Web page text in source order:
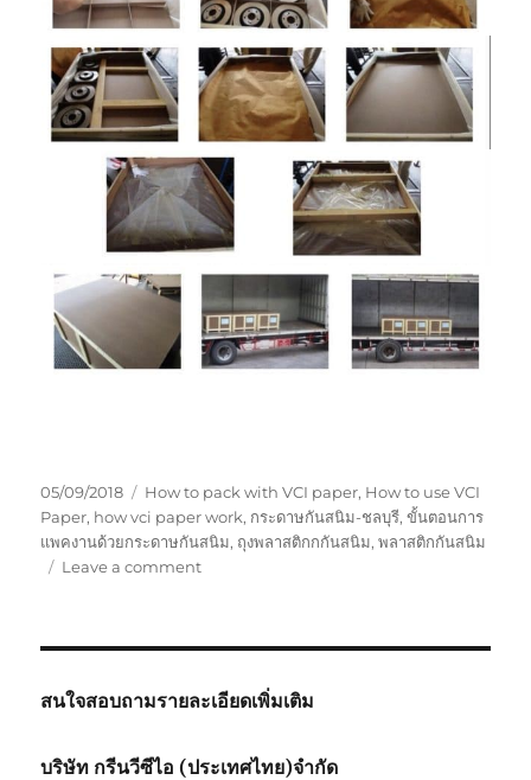
Posted
on
05/09/2018 Tags
How to pack with VCI paper, How to use VCI
Paper, how vci paper work, กระดาษกันสนิม-ชลบุรี,ขั้นตอนการ
แพคงานด้วยกระดาษกันสนิม, ถุงพลาสติกกกันสนิม,พลาสติกกันสนิม
Leave a commenton
งาน
ด้วย
กัน
สนใจสอบถามรายละเอียดเพิ่มเติม
บริษัท กรีนวีซีไอ (ประเทศไทย)จำกัด